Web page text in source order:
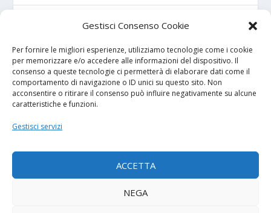
Gestisci Consenso Cookie
Per fornire le migliori esperienze, utilizziamo tecnologie come i cookie
per memorizzare e/o accedere alle informazioni del dispositivo. Il
consenso a queste tecnologie ci permetterà di elaborare dati come il
comportamento di navigazione o ID unici su questo sito. Non
acconsentire o ritirare il consenso può influire negativamente su alcune
caratteristiche e funzioni.
Gestisci servizi
ACCETTA
NEGA
CROTONE – Primavera/Under 17, novità sui nuovi
I NOSTRI SPONSOR
Calcio Panchina
Diretta.it